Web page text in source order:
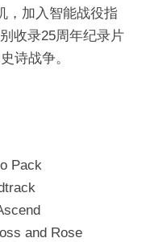
，加入智能战役指
收录25周年纪录片
诗战争。
Pack
and Rose